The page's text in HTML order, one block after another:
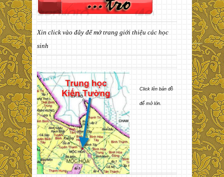
Xin click vào đây để mở trang giới thiệu các học
sinh
Click lên bản đồ
để mở lớn.